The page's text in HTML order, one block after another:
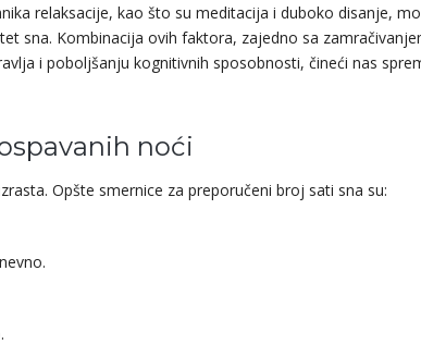
relaksacije, kao što su meditacija i duboko disanje,
sna. Kombinacija ovih faktora, zajedno sa
i poboljšanju kognitivnih sposobnosti, čineći nas
noći
Opšte smernice za preporučeni broj sati sna su: